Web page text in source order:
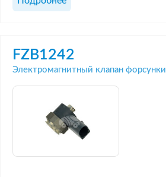
FZB1242
Электромагнитный клапан форсунки